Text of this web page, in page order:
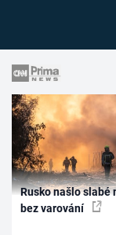
Rusko našlo slabé
bez varování